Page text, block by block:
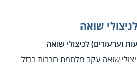
שואה
וערעורים) לניצולי שואה
שואה עקב מלחמת חרבות ברזל